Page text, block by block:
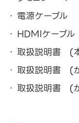
電源ケーブ
HDMIケーブ
取扱説明書 (
取扱説明書 (
取扱説明書 (